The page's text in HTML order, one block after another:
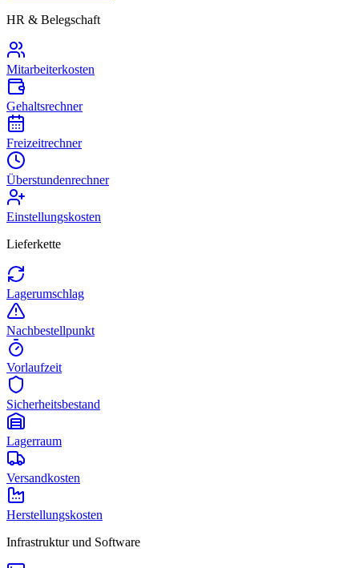
HR & Belegschaft
Mitarbeiterkosten
Gehaltsrechner
Freizeitrechner
Überstundenrechner
Einstellungskosten
Lieferkette
Lagerumschlag
Nachbestellpunkt
Vorlaufzeit
Sicherheitsbestand
Lagerraum
Versandkosten
Herstellungskosten
Infrastruktur und Software